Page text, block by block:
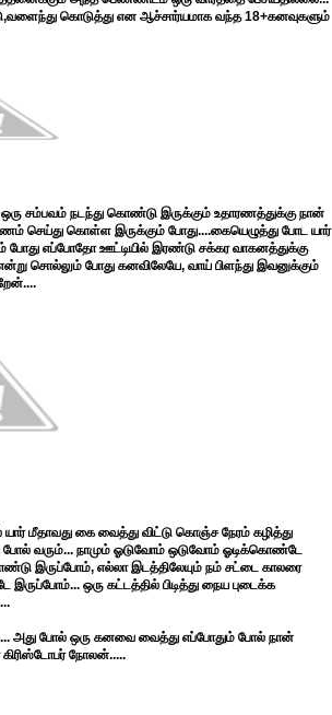
கொடுத்து என ஆச்சார்யமாக வந்த 18+கனவுகளும்
சம்பவம் நடந்து கொண்டு இருக்கும் உதாரணத்துக்கு நான்
செய்து கொள்ள இருக்கும் போது....கையெழுத்து போட யார்
போது எப்போதோ ஊட்டியில் இரண்டு சக்கர வாகனத்துக்கு
சொல்லும் போது கனவிலேயே, வாய் பிளந்து இவனுக்கும்
மீதாவது கை வைத்து விட்டு கொஞ்ச நேரம் கழித்து
போல் வரும்... நாமும் ஓடுவோம் ஒடுவோம் ஓடிக்கொண்டே
இருப்போம், எல்லா இடத்திலேயும் நம் சட்டை காலரை
இருப்போம்... ஒரு கட்டத்தில் பிடித்து நைய புடைக்க
அது போல் ஒரு கனவை வைத்து எப்போதும் போல் நான்
கிரிஸ்டோபர் நோலன்.....